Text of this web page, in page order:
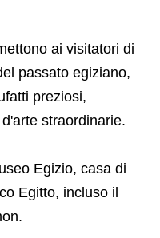
ai visitatori di
passato egiziano,
preziosi,
straordinarie.
Egizio, casa di
Egitto, incluso il